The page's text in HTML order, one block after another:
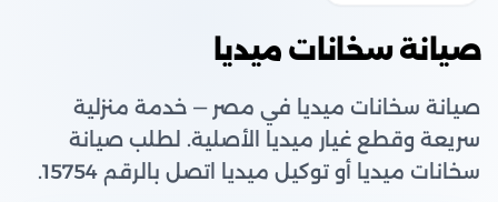
صيانة سخانات ميديا
صيانة سخانات ميديا في مصر — خدمة منزلية
سريعة وقطع غيار ميديا الأصلية. لطلب صيانة
سخانات ميديا أو توكيل ميديا اتصل بالرقم 15754.